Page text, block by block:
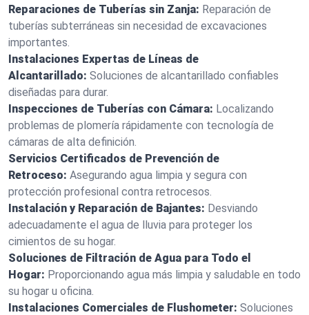
Reparaciones de Tuberías sin Zanja: Reparación de
tuberías subterráneas sin necesidad de excavaciones
importantes.
Instalaciones Expertas de Líneas de
Alcantarillado: Soluciones de alcantarillado confiables
diseñadas para durar.
Inspecciones de Tuberías con Cámara: Localizando
problemas de plomería rápidamente con tecnología de
cámaras de alta definición.
Servicios Certificados de Prevención de
Retroceso: Asegurando agua limpia y segura con
protección profesional contra retrocesos.
Instalación y Reparación de Bajantes: Desviando
adecuadamente el agua de lluvia para proteger los
cimientos de su hogar.
Soluciones de Filtración de Agua para Todo el
Hogar: Proporcionando agua más limpia y saludable en todo
su hogar u oficina.
Instalaciones Comerciales de Flushometer: Soluciones